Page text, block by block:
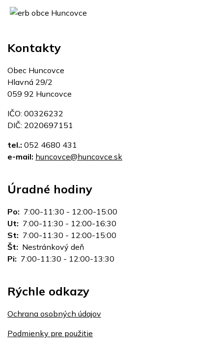
Kontakty
Obec Huncovce
Hlavná 29/2
059 92 Huncovce
IČO: 00326232
DIČ: 2020697151
tel.: 052 4680 431
e-mail: huncovce@huncovce.sk
Úradné hodiny
Po: 7:00-11:30 - 12:00-15:00
Ut: 7:00-11:30 - 12:00-16:30
St: 7:00-11:30 - 12:00-15:00
Št: Nestránkový deň
Pi: 7:00-11:30 - 12:00-13:30
Rýchle odkazy
Ochrana osobných údajov
Podmienky pre použitie